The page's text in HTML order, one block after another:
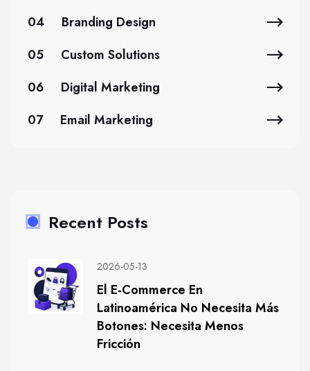
04
Branding Design
05
Custom Solutions
06
Digital Marketing
07
Email Marketing
Recent Posts
2026-05-13
El E-Commerce En
Latinoamérica No Necesita Más
Botones: Necesita Menos
Fricción